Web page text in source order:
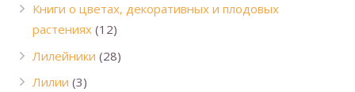
Книги о цветах, декоративных и плодовых
растениях (12)
Лилейники (28)
Лилии (3)